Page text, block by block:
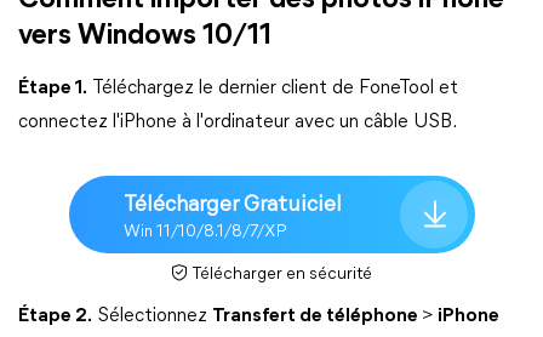
vers Windows 10/11
Étape 1. Téléchargez le dernier client de FoneTool et
connectez l'iPhone à l'ordinateur avec un câble USB.
Télécharger Gratuiciel
Win 11/10/8.1/8/7/XP
Télécharger en sécurité
Étape 2. Sélectionnez Transfert de téléphone > iPhone